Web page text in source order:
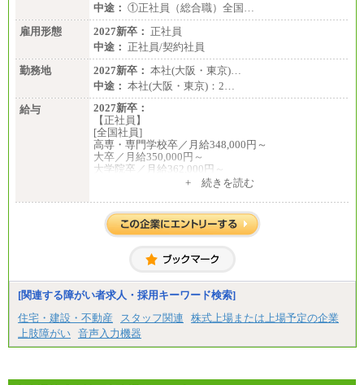
中途： ①正社員（総合職）全国…
雇用形態
2027新卒： 正社員
中途： 正社員/契約社員
勤務地
2027新卒： 本社(大阪・東京)…
中途： 本社(大阪・東京)：2…
給与
2027新卒：
【正社員】
[全国社員]
高専・専門学校卒／月給348,000円～
大卒／月給350,000円～
大学院卒／月給362,000円～
[地域社員]月給295,000円～
【正社員】
[全国社員]月給348,000円～
[地域社員]月給295,000円～
【契約社員】月給200,000円～
+ 続きを読む
[関連する障がい者求人・採用キーワード検索]
住宅・建設・不動産
スタッフ関連
株式上場または上場予定の企業
上肢障がい 音声入力機器